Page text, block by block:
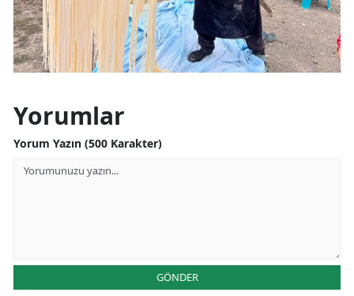
Sinop
Sivas
Van
Yorumlar
Yorum Yazın (500 Karakter)
GÖNDER